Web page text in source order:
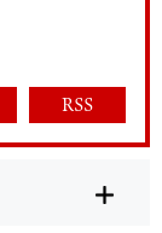
RSS